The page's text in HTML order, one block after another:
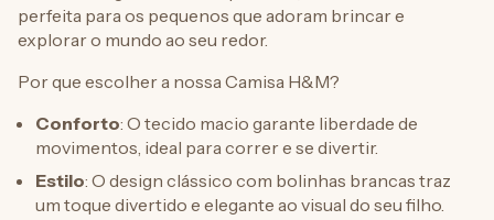
perfeita para os pequenos que adoram brincar e
explorar o mundo ao seu redor.
Por que escolher a nossa Camisa H&M?
Conforto: O tecido macio garante liberdade de
movimentos, ideal para correr e se divertir.
Estilo: O design clássico com bolinhas brancas traz
um toque divertido e elegante ao visual do seu filho.